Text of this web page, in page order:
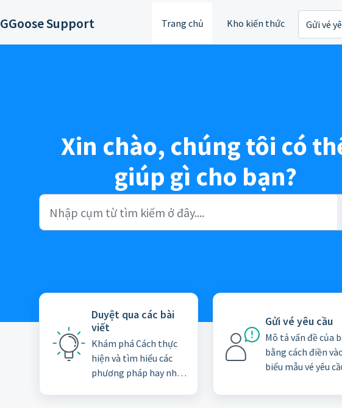
GGoose Support Trang chủ Kho kiến thức Gửi vé
Xin chào, chúng tôi có
giúp gì cho bạn?
Duyệt qua các bài
viết
Khám phá Cách thực
hiện và tìm hiểu các
phương pháp hay nhất
Gửi vé yêu cầu
Mô tả vấn đề của
bằng cách điền
biểu mẫu vé yêu